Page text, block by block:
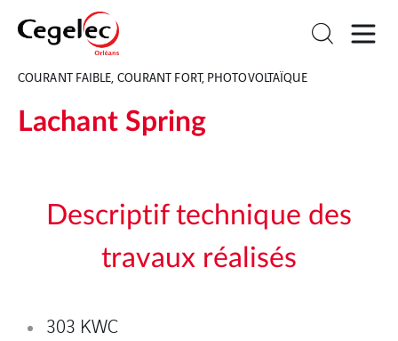
COURANT FAIBLE, COURANT FORT, PHOTOVOLTAÏQUE
Lachant Spring
Descriptif technique des
travaux réalisés
303 KWC